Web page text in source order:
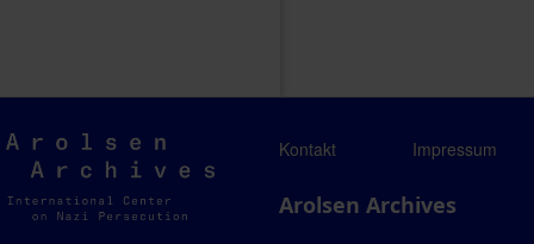
Arolsen
Archives
Kontakt Impressum
Arolsen Archives